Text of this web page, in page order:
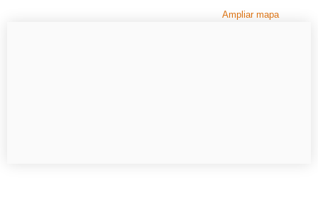
Ampliar mapa